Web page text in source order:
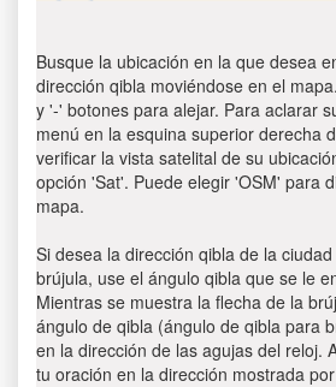
Busque la ubicación en la que desea
dirección qibla moviéndose en el
y '-' botones para alejar. Para aclarar
menú en la esquina superior derecha
verificar la vista satelital de su
opción 'Sat'. Puede elegir 'OSM' para
mapa.
Si desea la dirección qibla de la
brújula, use el ángulo qibla que se le
Mientras se muestra la flecha de la
ángulo de qibla (ángulo de qibla para
en la dirección de las agujas del reloj.
tu oración en la dirección mostrada